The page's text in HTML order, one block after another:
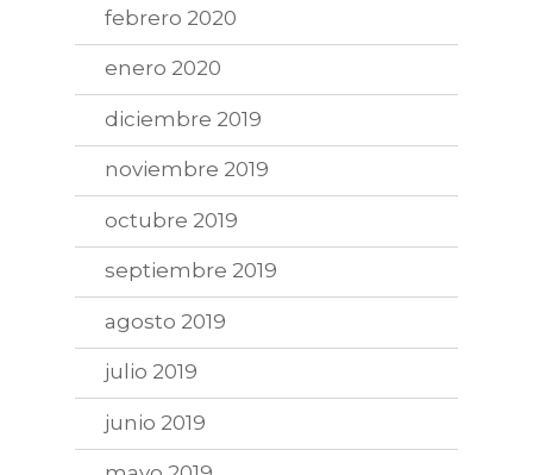
febrero 2020
enero 2020
diciembre 2019
noviembre 2019
octubre 2019
septiembre 2019
agosto 2019
julio 2019
junio 2019